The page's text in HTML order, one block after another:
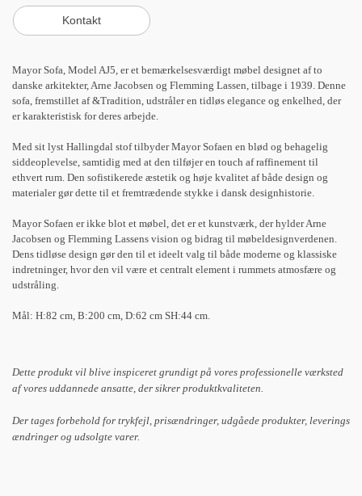
Mayor Sofa, Model AJ5, er et bemærkelsesværdigt møbel designet af to
danske arkitekter, Arne Jacobsen og Flemming Lassen, tilbage i 1939. Denne
sofa, fremstillet af &Tradition, udstråler en tidløs elegance og enkelhed, der
er karakteristisk for deres arbejde.
Med sit lyst Hallingdal stof tilbyder Mayor Sofaen en blød og behagelig
siddeoplevelse, samtidig med at den tilføjer en touch af raffinement til
ethvert rum. Den sofistikerede æstetik og høje kvalitet af både design og
materialer gør dette til et fremtrædende stykke i dansk designhistorie.
Mayor Sofaen er ikke blot et møbel, det er et kunstværk, der hylder Arne
Jacobsen og Flemming Lassens vision og bidrag til møbeldesignverdenen.
Dens tidløse design gør den til et ideelt valg til både moderne og klassiske
indretninger, hvor den vil være et centralt element i rummets atmosfære og
udstråling.
Mål: H:82 cm, B:200 cm, D:62 cm SH:44 cm.
Dette produkt vil blive inspiceret grundigt på vores professionelle værksted
af vores uddannede ansatte, der sikrer produktkvaliteten.
Der tages forbehold for trykfejl, prisændringer, udgåede produkter, leverings
ændringer og udsolgte varer.